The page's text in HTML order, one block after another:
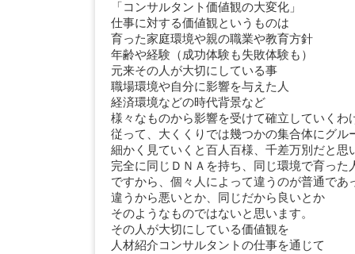
「コンサルタント価値観の大変化」
仕事に対する価値観というものは
育った家庭環境や親の職業や教育方針
年齢や経験（成功体験も失敗体験も）
元来その人が大切にしている事
職場環境や自分に影響を与えた人
経済環境などの時代背景など
様々なものから影響を受けて確立していくわ
従って、大くくりでは幾つかの集合体にグル
細かく見ていくと百人百様、千差万別だと思
完全に同じＤＮＡを持ち、同じ環境で育った
ですから、個々人によって違うのが普通であ
違うから悪いとか、同じだから良いとか
そのようなものではないと思います。
その人が大切にしている価値観を
人材紹介コンサルタントの仕事を通じて